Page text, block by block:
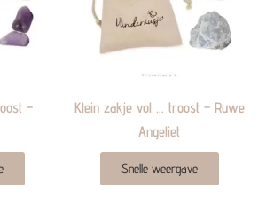
–
Klein zakje vol … troost – Ruwe
Angeliet
Snelle weergave